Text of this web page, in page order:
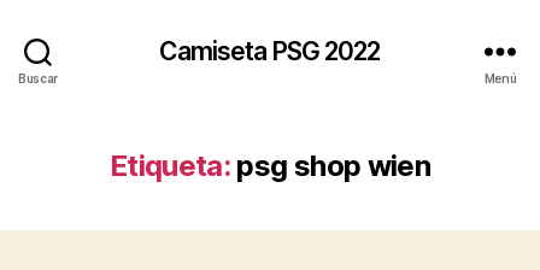
Buscar
Camiseta PSG 2022
Menú
Etiqueta: psg shop wien